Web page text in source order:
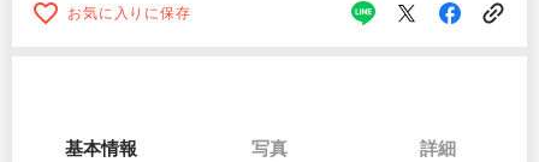
お気に入りに保存
基本情報 写真 詳細